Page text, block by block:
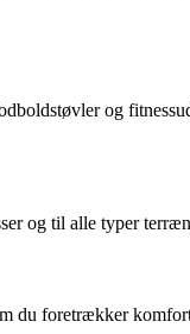
og
og til alle typer
foretrækker